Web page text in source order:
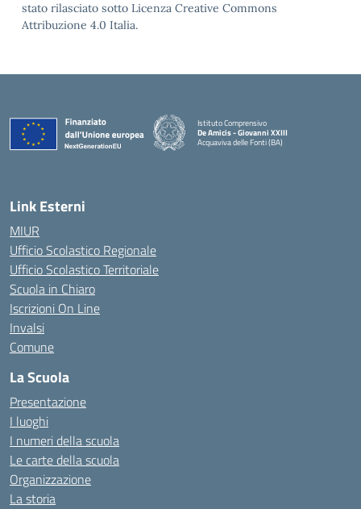
stato rilasciato sotto Licenza Creative Commons
Attribuzione 4.0 Italia.
Istituto Comprensivo
De Amicis - Giovanni XXIII
Acquaviva delle Fonti (BA)
— Visita la pagina iniziale della scuola
Link Esterni
MIUR
Ufficio Scolastico Regionale
Ufficio Scolastico Territoriale
Scuola in Chiaro
Iscrizioni On Line
Invalsi
Comune
La Scuola
Presentazione
I luoghi
I numeri della scuola
Le carte della scuola
Organizzazione
La storia